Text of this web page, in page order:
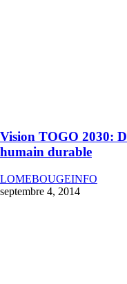
Vision TOGO 2030:
humain durable
LOMEBOUGEINFO
septembre 4, 2014